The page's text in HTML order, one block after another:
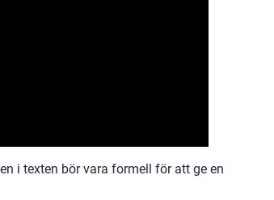
i texten bör vara formell för att ge en